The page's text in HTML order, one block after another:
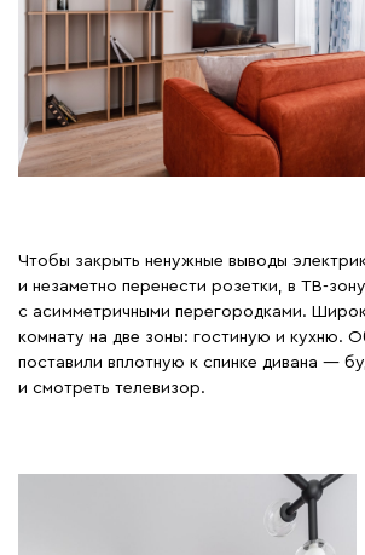
Чтобы закрыть ненужные выводы
и незаметно перенести розетки, в ТВ-
с асимметричными перегородками.
комнату на две зоны: гостиную и кухню.
поставили вплотную к спинке дивана —
и смотреть телевизор.